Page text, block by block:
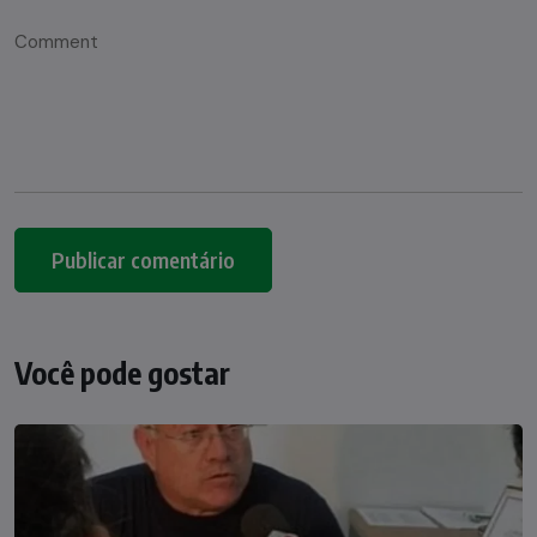
Você pode gostar